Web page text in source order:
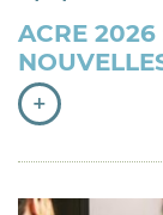
ACRE 2026
+